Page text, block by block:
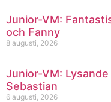
Junior-VM:
och Fanny
8 augusti, 2026
Junior-VM:
Sebastian
6 augusti, 2026